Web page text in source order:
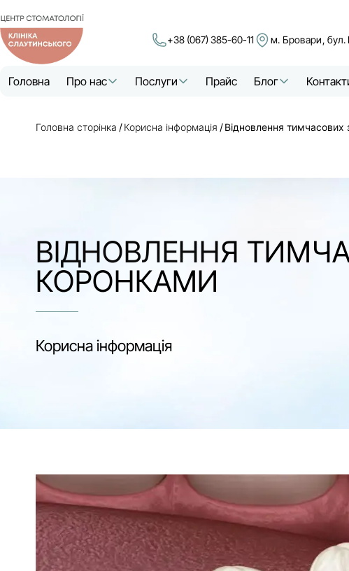
+38 (067) 385-60-11 м. Бровари, бул.
Головна Про нас Послуги Прайс Блог
Головна сторінка Корисна інформація Відновлення тимчасових
ВІДНОВЛЕННЯ
КОРОНКАМИ
Корисна інформація